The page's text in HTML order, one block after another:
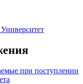
при поступлении